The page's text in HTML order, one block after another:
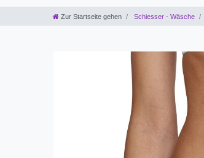
Zur Startseite gehen Schiesser - Wäsche